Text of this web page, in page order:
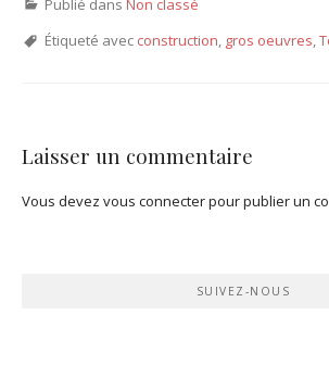
Publié dans Non classé
Étiqueté avec construction, gros oeuvres,
Laisser un commentaire
Vous devez vous connecterpour publier un
SUIVEZ-NOUS